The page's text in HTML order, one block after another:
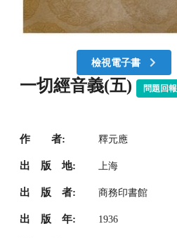
檢視電子書
一切經音義(五) 問題回報
作 者: 釋元應
出 版 地: 上海
出 版 者: 商務印書館
出 版 年: 1936